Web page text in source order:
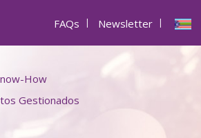
FAQs | Newsletter |
How
Gestionados
productos